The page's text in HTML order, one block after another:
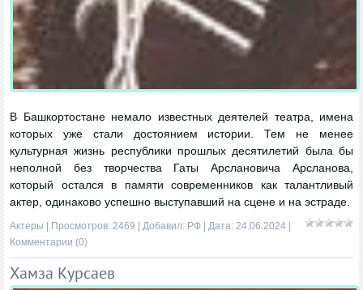
В Башкортостане немало известных деятелей театра, имена
которых уже стали достоянием истории. Тем не менее
культурная жизнь республики прошлых десятилетий была бы
неполной без творчества Гаты Арслановича Арсланова,
который остался в памяти современников как талантливый
актер, одинаково успешно выступавший на сцене и на эстраде.
Актеры | Просмотров: 2469 | Добавил: РФ | Дата: 24.06.2024 |
Комментарии (0)
Хамза Курсаев